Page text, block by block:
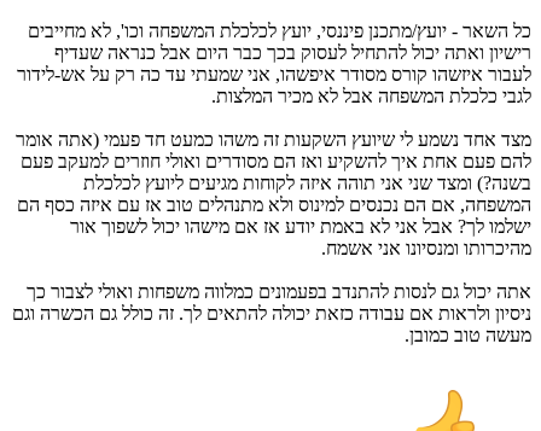
כל השאר - יועץ/מתכנן פיננסי, יועץ לכלכלת המשפחה וכו', לא מחייבים
רישיון ואתה יכול להתחיל לעסוק בכך כבר היום אבל כנראה שעדיף
לעבור איזשהו קורס מסודר איפשהו, אני שמעתי עד כה רק על אש-לידור
לגבי כלכלת המשפחה אבל לא מכיר המלצות.
מצד אחד נשמע לי שיועץ השקעות זה משהו כמעט חד פעמי (אתה אומר
להם פעם אחת איך להשקיע ואז הם מסודרים ואולי חוזרים למעקב פעם
בשנה?) ומצד שני אני תוהה איזה לקוחות מגיעים ליועץ לכלכלת
המשפחה, אם הם נכנסים למינוס ולא מתנהלים טוב אז עם איזה כסף הם
ישלמו לך? אבל אני לא באמת יודע אז אם מישהו יכול לשפוך אור
מהיכרותו ומנסיונו אני אשמח.
אתה יכול גם לנסות להתנדב בפעמונים כמלווה משפחות ואולי לצבור כך
ניסיון ולראות אם עבודה כזאת יכולה להתאים לך. זה כולל גם הכשרה וגם
מעשה טוב כמובן.